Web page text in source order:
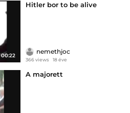
00:22
Hitler bor to be alive
nemethjoc
366 views 18 éve
A majorett